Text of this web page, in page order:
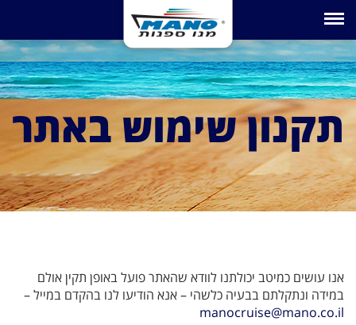
Toggle navigation
תקנון שימוש באתר
אנו עושים כמיטב יכולתנו לוודא שהאתר פועל באופן תקין אולם
במידה ונתקלתם בבעיה כלשהי – אנא הודיעו לנו בהקדם במייל –
manocruise@mano.co.il